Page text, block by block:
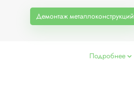
Демонтаж металлоконструкций
Подробнее